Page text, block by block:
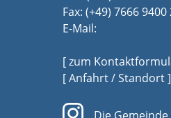
Fax: (+49) 7666 9400
E-Mail:
[ zum
[ Anfahrt / Standort ]